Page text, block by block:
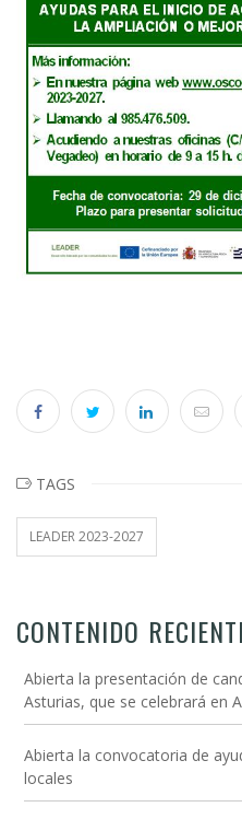
TAGS
LEADER 2023-2027
CONTENIDO
Abierta la presentación de
Asturias, que se celebrará en
Abierta la convocatoria de
locales